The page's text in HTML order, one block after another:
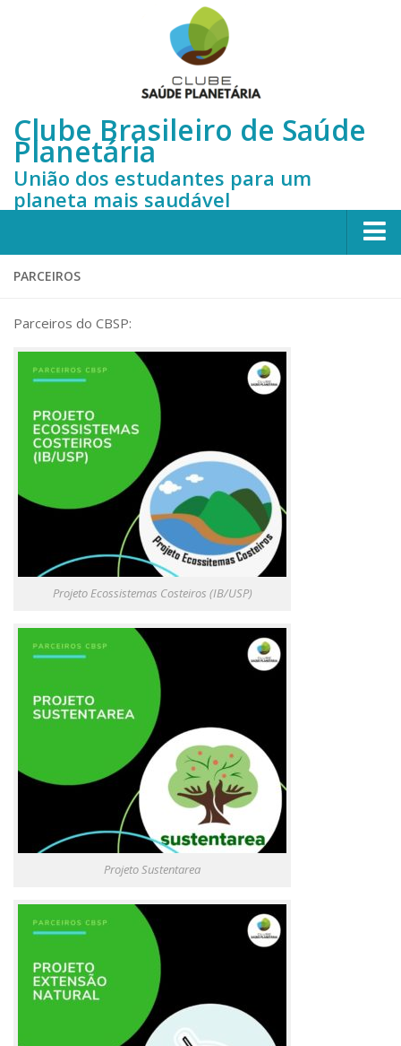
Clube Brasileiro de Saúde
Planetária
União dos estudantes para um
planeta mais saudável
Início
Membros do CBSP
Mascotes
Saúde Planetária
Acervo
Podcasts
Série especial WLPH
Parceiros
Links
PARCEIROS
Parceiros do CBSP:
Projeto Ecossistemas Costeiros (IB/USP)
Projeto Sustentarea